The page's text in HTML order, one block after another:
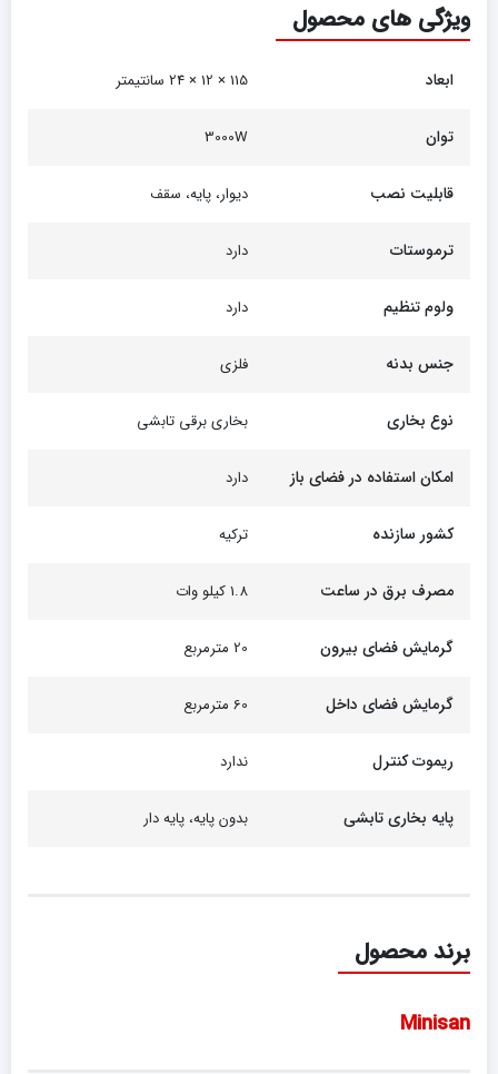
ویژگی های محصول
ابعاد 115 × 12 × 24 سانتیمتر
توان 3000W
قابلیت نصب دیوار، پایه، سقف
ترموستات دارد
ولوم تنظیم دارد
جنس بدنه فلزی
نوع بخاری بخاری برقی تابشی
امکان استفاده در فضای باز دارد
کشور سازنده ترکیه
مصرف برق در ساعت 1.8 کیلو وات
گرمایش فضای بیرون 20 مترمربع
گرمایش فضای داخل 60 مترمربع
ریموت کنترل ندارد
پایه بخاری تابشی بدون پایه، پایه دار
برند محصول
Minisan